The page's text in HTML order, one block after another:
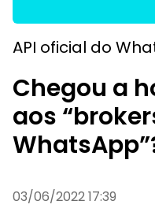
API oficial do
Chegou a
aos
03/06/2022 17:39